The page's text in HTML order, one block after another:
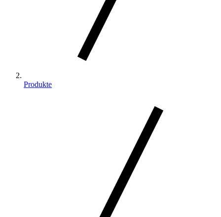
Produkte